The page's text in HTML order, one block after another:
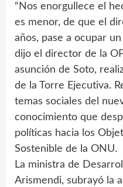
“Nos enorgullece el
es menor, de que el
años, pase a ocupar
dijo el director de la
asunción de Soto,
de la Torre Ejecutiva.
temas sociales del
conocimiento que
políticas hacia los
Sostenible de la ONU.
La ministra de
Arismendi, subrayó la